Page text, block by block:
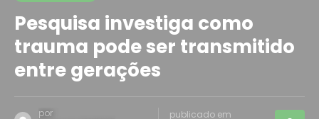
Pesquisa investiga como
trauma pode ser transmitido
entre gerações
por publicado em